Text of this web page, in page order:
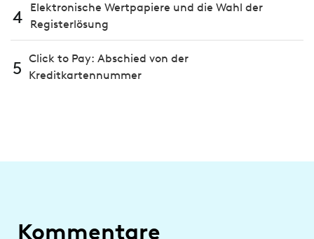
4
Elektronische Wertpapiere und die Wahl der
Registerlösung
5 Click to Pay: Abschied von der
Kreditkartennummer
Kommentare